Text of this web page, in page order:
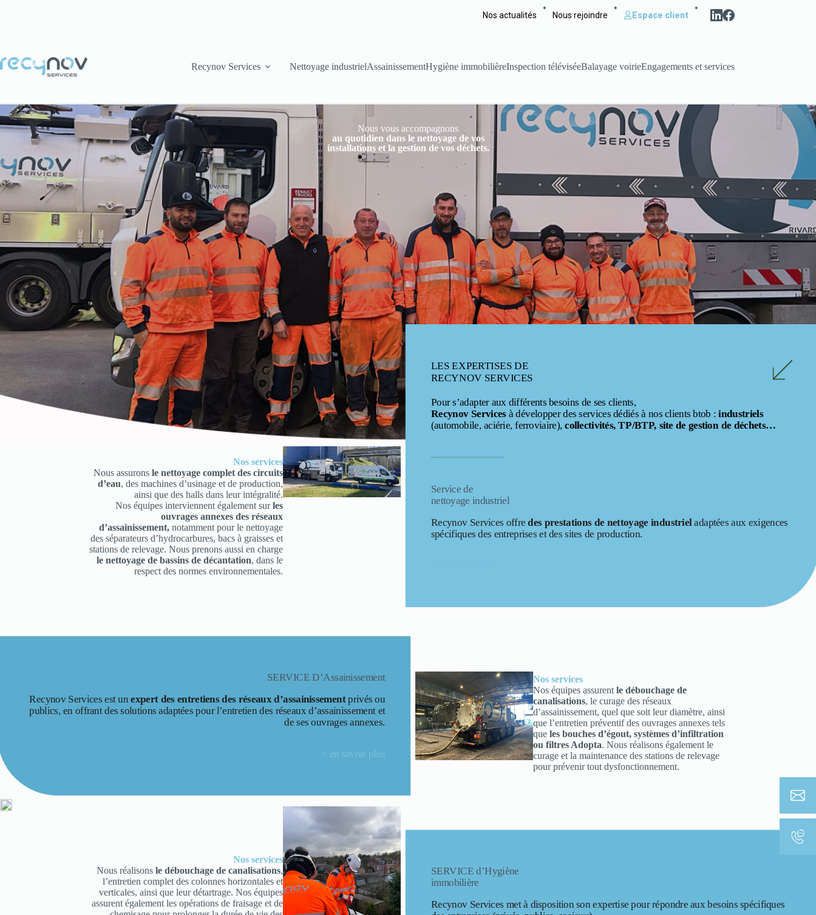
Nos actualités
•
Nous rejoindre
•
Espace client
•
Recynov Services Nettoyage industrielAssainissementHygiène immobilièreInspection téléviséeBalayage voirieEngagements et services
Nous vous accompagnons
au quotidien dans le nettoyage de vos
installations et la gestion de vos déchets.
Nos services
Nous assuronsle nettoyage complet des circuits
d’eau, des machines d’usinage et de production,
ainsi que des halls dans leur intégralité.
Nos équipes interviennent également surles
ouvrages annexes des réseaux
d’assainissement,notamment pour le nettoyage
des séparateurs d’hydrocarbures, bacs à graisses et
stations de relevage. Nous prenons aussi en charge
le nettoyage de bassins de décantation, dans le
respect des normes environnementales.
LES EXPERTISES DE
RECYNOV SERVICES
Pour s’adapter aux différents besoins de ses clients,
Recynov Servicesà développer des services dédiés à nos clients btob :industriels
(automobile, aciérie, ferroviaire),collectivités, TP/BTP, site de gestion de déchets…
Service de
nettoyage industriel
Recynov Services offredes prestations de nettoyage industrieladaptées aux exigences
spécifiques des entreprises et des sites de production.
SERVICE D’Assainissement
Recynov Services est unexpert des entretiens des réseaux d’assainissementprivés ou
publics, en offrant des solutions adaptées pour l’entretien des réseaux d’assainissement et
de ses ouvrages annexes.
> en savoir plus
Nos services
Nos équipes assurentle débouchage de
canalisations, le curage des réseaux
d’assainissement, quel que soit leur diamètre, ainsi
que l’entretien préventif des ouvrages annexes tels
queles bouches d’égout, systèmes d’infiltration
ou filtres Adopta. Nous réalisons également le
curage et la maintenance des stations de relevage
pour prévenir tout dysfonctionnement.
Nos services
Nous réalisons le débouchage de canalisations,
l’entretien complet des colonnes horizontales et
verticales, ainsi que leur détartrage. Nos équipes
assurent également les opérations de fraisage et de
SERVICE d’Hygiène
immobilière
Recynov Services met à disposition son expertise pour répondre aux besoins spécifiques